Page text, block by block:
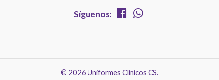
Síguenos:
© 2026 Uniformes Clínicos CS.